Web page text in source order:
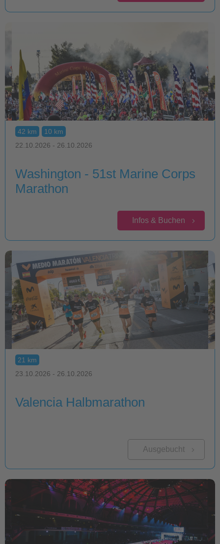
42 km
10 km
22.10.2026 - 26.10.2026
Washington - 51st Marine Corps
Marathon
Infos & Buchen
21 km
23.10.2026 - 26.10.2026
Valencia Halbmarathon
Ausgebucht